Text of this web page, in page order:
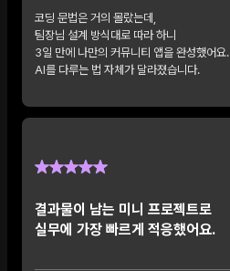
코딩 문법은 거의 몰랐는데,
팀장님 설계 방식대로 따라 하니
3일 만에 나만의 커뮤니티 앱을 완성했어요.
AI를 다루는 법 자체가 달라졌습니다.
결과물이 남는 미니 프로젝트로
실무에 가장 빠르게 적응했어요.